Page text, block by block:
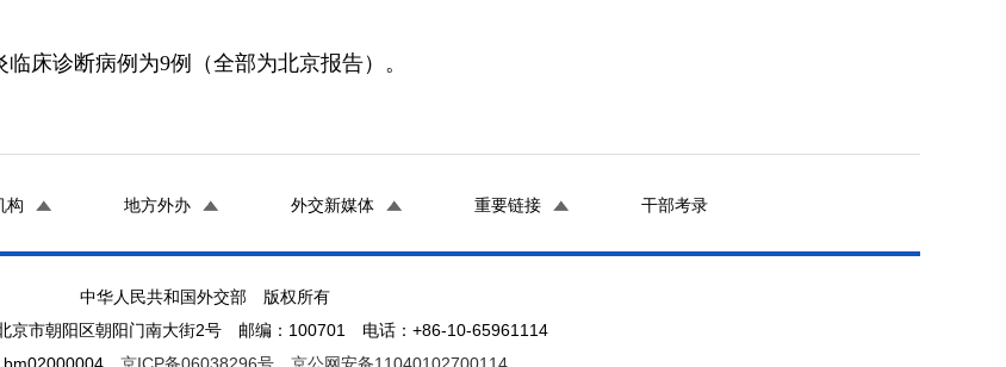
诊断病例为9例（全部为北京报告）。
构 地方外办 外交新媒体 重要链接 干部考录
中华人民共和国外交部 版权所有
京市朝阳区朝阳门南大街2号 邮编：100701 电话：+86-10-65961114